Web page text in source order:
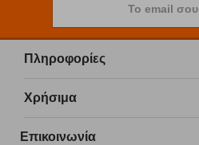
Το email σου
Πληροφορίες
Χρήσιμα
Επικοινωνία